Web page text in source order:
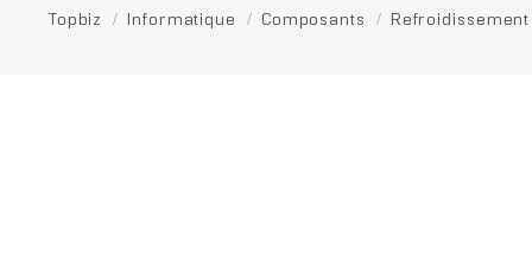
Topbiz Informatique Composants Refroidissement